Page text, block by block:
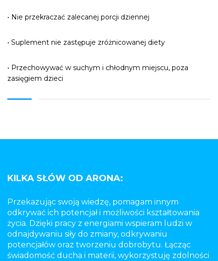
• Nie przekraczać zalecanej porcji dziennej
• Suplement nie zastępuje zróżnicowanej diety
• Przechowywać w suchym i chłodnym miejscu, poza
zasięgiem dzieci
KILKA SŁÓW OD ARONA:
Przekazując swoją wiedzę, pomagam innym
odkrywać ich potencjał i możliwości kształtowania
życia. Dzięki pracy z energiami wspieram ludzi w
odnajdywaniu siły do zmiany, odkrywaniu
potencjałów oraz tworzeniu dobrobytu. Łącząc
świadomość ducha i materii, wykorzystuję zdolności